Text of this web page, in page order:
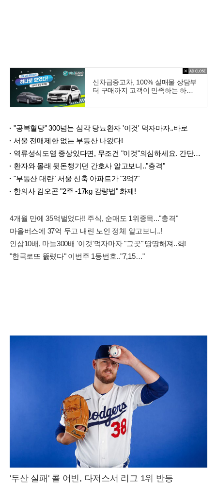
신차급중고차, 100% 실매물 상담부
터 구매까지 고객이 만족하는 하나
"공복혈당" 300넘는 심각 당뇨환자 '이것' 먹자마자..바로
서울 전매제한 없는 부동산 나왔다!
역류성식도염 증상있다면, 무조건 "이것"의심하세요. 간단치료법 나왔다!
환자와 몰래 뒷돈챙기던 간호사 알고보니.."충격"
"부동산 대란" 서울 신축 아파트가 "3억?"
한의사 김오곤 "2주 -17kg 감량법" 화제!
4개월 만에 35억벌었다!! 주식, 순매도 1위종목..."충격"
마을버스에 37억 두고 내린 노인 정체 알고보니..!
인삼10배, 마늘300배 '이것'먹자마자 "그곳" 땅땅해져..헉!
"한국로또 뚫렸다" 이번주 1등번호.."7,15…"
'두산 실패' 콜 어빈, 다저스서 리그 1위 반등